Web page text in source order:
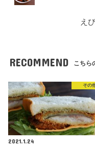
え
RECOMMEND こちら
その
2021.1.24